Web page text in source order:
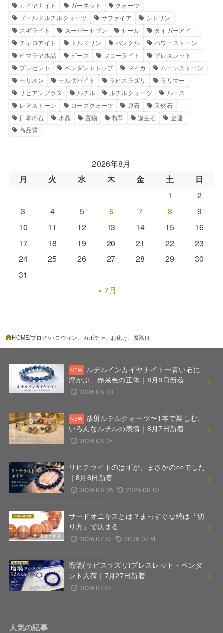
カイヤナイト
ガーネット
クォーツ
ゴールドルチルクォーツ
サファイア
シトリン
スギライト
スーパーセブン セール
タイガーアイ
チャロアイト
トルマリン バングル
パワーストーン
ヒマラヤ水晶
ビーズ フローライト
ブレスレット
プレゼント
ペンダントトップ マイカ
ムーンストーン
モリオン
モルダバイト ラピスラズリ
ラリマー
リビアングラス
ルチル ルチルクォーツ
ルース
レアストーン
ローズクォーツ 原石
天然石
日本の石
水晶 置物 翡翠 誕生石
金運
高品質
2026年8月
月
火 水 木 金 土
日
1
2
3
4 5 6 7 8
9
10
11 12 13 14 15
16
17
18 19 20 21 22
23
24
25 26 27 28 29
30
31
« 7月
HOME ブログ ハロウィン、カボチャ、お化け、魔除け
ルチルインカイヤナイト〜青い石に
浮かぶ、赤茶色の正体｜8月8日新着
2026.08.08
放射ルチルクォーツ〜1本で楽しむ、
いろんなルチルの表情｜8月7日新着
2026.08.07
リヒテライトのはずが、まさかの○○でした
｜8月6日新着
2026.08.06 2026.08.07
サードオニキスとは？まっすぐな縞は「切
り方」で決まる
2026.07.30 2026.07.31
瑠璃(ラピスラズリ)ブレスレット・ペンダ
ント入荷｜7月27日新着
2026.07.27
人気の記事